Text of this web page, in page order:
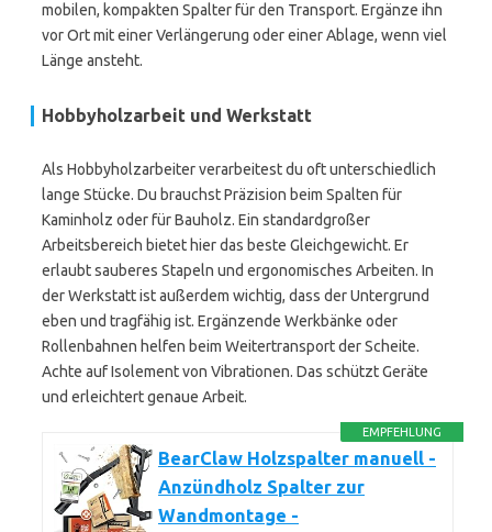
mobilen, kompakten Spalter für den Transport. Ergänze ihn
vor Ort mit einer Verlängerung oder einer Ablage, wenn viel
Länge ansteht.
Hobbyholzarbeit und Werkstatt
Als Hobbyholzarbeiter verarbeitest du oft unterschiedlich
lange Stücke. Du brauchst Präzision beim Spalten für
Kaminholz oder für Bauholz. Ein standardgroßer
Arbeitsbereich bietet hier das beste Gleichgewicht. Er
erlaubt sauberes Stapeln und ergonomisches Arbeiten. In
der Werkstatt ist außerdem wichtig, dass der Untergrund
eben und tragfähig ist. Ergänzende Werkbänke oder
Rollenbahnen helfen beim Weitertransport der Scheite.
Achte auf Isolement von Vibrationen. Das schützt Geräte
und erleichtert genaue Arbeit.
EMPFEHLUNG
BearClaw Holzspalter manuell -
Anzündholz Spalter zur
Wandmontage -